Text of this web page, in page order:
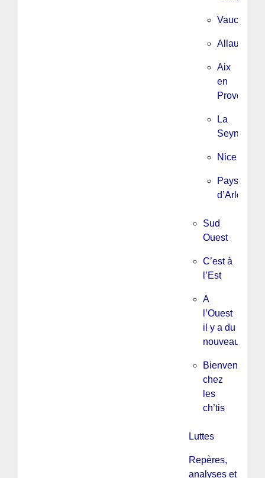
Vaucluse
Allauch
Aix
en
Provence/
La
Seyne
Nice
Pays
d’Arles
Sud
Ouest
C’est à
l’Est
A
l’Ouest
il y a du
nouveau
Bienvenue
chez
les
ch’tis
Luttes
Repères,
analyses et